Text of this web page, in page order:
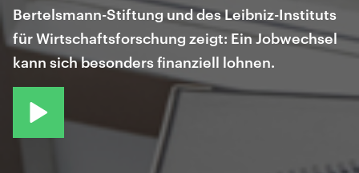
Bertelsmann-Stiftung und des Leibniz-Instituts
für Wirtschaftsforschung zeigt: Ein Jobwechsel
kann sich besonders finanziell lohnen.